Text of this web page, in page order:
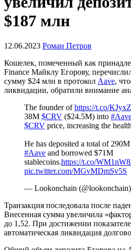
$187 млн
12.06.2023 Роман Петров
Кошелек, помеченный как
Finance Майклу Егорову,
сумму $24 млн в протокол Aave,
ликвидации, обратили внимание
The founder ofhttps://t.co/
38M $CRV ($24.5M) into
$CRV price, increasing the
He has deposited a total of 290M
#Aave and borrowed $71M
stablecoins.https://t.co/
pic.twitter.com/MGvMDmSv5S
— Lookonchain (@lookonchain)
Транзакция последовала после
Внесенная сумма увеличила
до 1,52. При достижении
автоматическая ликвидация